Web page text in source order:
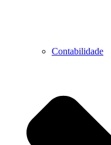
Contabilidade